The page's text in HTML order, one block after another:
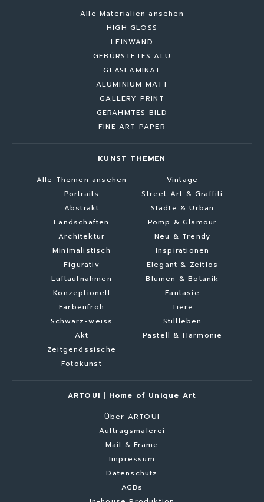
Alle Materialien ansehen
HIGH GLOSS
LEINWAND
GEBÜRSTETES ALU
GLASLAMINAT
ALUMINIUM MATT
GALLERY PRINT
GERAHMTES BILD
FINE ART PAPER
KUNST THEMEN
Alle Themen ansehen
Portraits
Abstrakt
Landschaften
Architektur
Minimalistisch
Figurativ
Luftaufnahmen
Konzeptionell
Farbenfroh
Schwarz-weiss
Akt
Zeitgenössische
Fotokunst
Vintage
Street Art & Graffiti
Städte & Urban
Pomp & Glamour
Neu & Trendy
Inspirationen
Elegant & Zeitlos
Blumen & Botanik
Fantasie
Tiere
Stillleben
Pastell & Harmonie
ARTOUI | Home of Unique Art
Über ARTOUI
Auftragsmalerei
Mail & Frame
Impressum
Datenschutz
AGBs